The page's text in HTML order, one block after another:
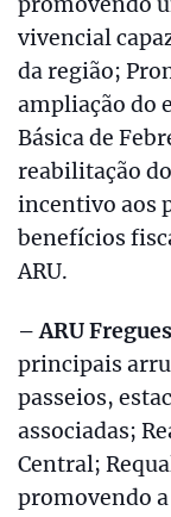
vivencial
da região;
ampliação do
Básica de
reabilitação
incentivo aos
benefícios
ARU.
– ARU
principais
passeios,
associadas;
Central;
promovendo